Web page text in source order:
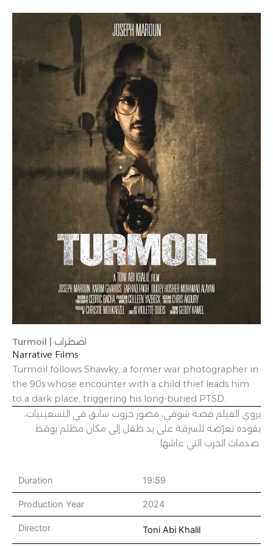
Turmoil | اضطراب
Narrative Films
Turmoil follows Shawky, a former war photographer in
the 90s whose encounter with a child thief leads him
to a dark place, triggering his long-buried PTSD.
يروي الفيلم قصة شوقي، مصور حروب سابق في التسعينيات،
يقوده تعرّضه للسرقة على يد طفل إلى مكان مظلم يوقظ
صدمات الحرب التي عاشها.
Duration 19:59
Production Year 2024
Director Toni Abi Khalil